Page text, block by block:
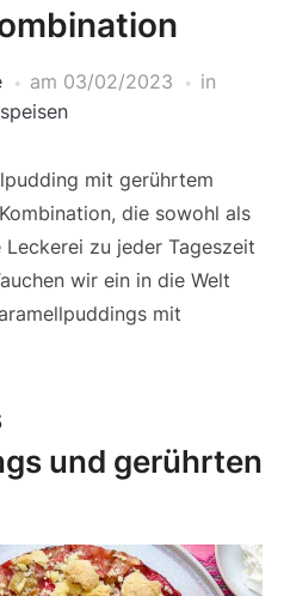
am 03/02/2023
in
mit gerührtem
die sowohl als
zu jeder Tageszeit
wir ein in die Welt
mit
und gerührten